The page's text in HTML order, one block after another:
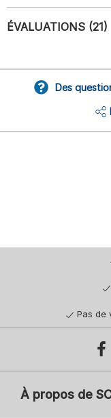
ÉVALUATIONS (21)
Des
Pas de
À propos de